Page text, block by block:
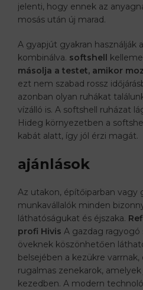
jelenti, hogy ennek az
mosás után új marad.
A gyapjút gyakran használják
kombinálva. softshell
másolja a testet, amikor
ezt nem szabad rossz
azonban olyan ruhákat
vízálló is. A softshell ruházat
Hideg környezetben a
kabát alatt, így jól érzi magát.
ajánlások
Az utakon, építőiparban vagy
munkavállalók minden
láthatóságukat és éjszaka.
profi Hivis A gazdag ragyogó
öveknek köszönhetően
belsejében a kezükre
rugalmas zenekarok,
kezedben. A modern